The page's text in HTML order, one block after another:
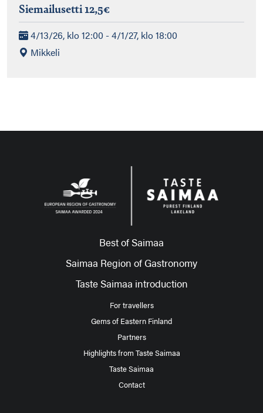
Siemailusetti 12,5€
4/13/26, klo 12:00 - 4/1/27, klo 18:00
Mikkeli
Best of Saimaa
Saimaa Region of Gastronomy
Taste Saimaa introduction
For travellers
Gems of Eastern Finland
Partners
Highlights from Taste Saimaa
Taste Saimaa
Contact